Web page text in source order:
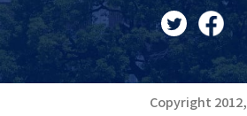
Copyright 2012,